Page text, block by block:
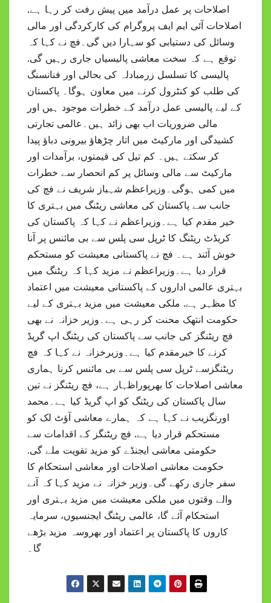
اصلاحات پر عمل درآمد میں پیش رفت کر رہا ہے.
اصلاحات آئی ایم ایف پروگرام کی کارکردگی اور مالی
وسائل کی دستیابی کو سہارا دیں گی۔فچ نے کہا کہ
توقع ہے کہ سخت معاشی پالیسیاں جاری رہیں گی.
پالیسی کا تسلسل زرمبادلہ کی بحالی اور فنانسنگ
کی طلب کو کنٹرول کرنے میں معاون ہوگا۔ پاکستان
کے لیے پالیسی عمل درآمد کے خطرات موجود ہیں اور
مالی ضروریات اب بھی زائد ہیں۔عالمی تجارتی
کشیدگی اور مارکیٹ میں اتار چڑھاؤ بیرونی دباؤ پیدا
کر سکتے ہیں۔ کم تیل کی قیمتوں، برآمدات اور
مارکیٹ سے مالی وسائل پر کم انحصار سے خطرات
میں کمی ہوگی۔وزیراعظم شہباز شریف نے فچ کی
جانب سے پاکستان کی معاشی ریٹنگ میں بہتری کا
خیر مقدم کیا ہے۔وزیراعظم نے کہا کہ پاکستان کی
کریڈٹ ریٹنگ کا ٹرپل سی پلس سے بی مائنس پر آنا
خوش آئند ہے۔ فچ نے پاکستانی معیشت کو مستحکم
قرار دیا ہے۔وزیراعظم نے مزید کہا کہ ریٹنگ میں
بہتری عالمی اداروں کے پاکستانی معیشت میں اعتماد
کا مظہر ہے. ملکی معیشت میں مزید بہتری کے لیے
حکومت انتھک محنت کر رہی ہے۔وزیر خزانہ نے بھی
فچ ریٹنگز کی جانب سے پاکستان کی ریٹنگ اپ گریڈ
کرنے کا خیرمقدم کیا ہے۔وزیرخزانہ نے کہا کہ فچ
ریٹنگزسے ٹرپل سی پلس سے بی مائنس کرنا ہماری
معاشی اصلاحات کا بھرپوراظہار ہے، فچ ریٹنگز نے تین
سال پاکستان کی ریٹنگ کو اپ گریڈ کیا ہے۔محمد
اورنگزیب نے کہا ہے کہ ہمارے معاشی آؤٹ لک کو
مستحکم قرار دیا ہے. فچ ریٹنگز کے اقدامات سے
حکومتی معاشی ایجنڈے کو مزید تقویت ملے گی.
حکومت معاشی اصلاحات اور معاشی استحکام کا
سفر جاری رکھے گی۔وزیر خزانہ نے مزید کہا کہ آنے
والے وقتوں میں ملکی معیشت میں مزید بہتری اور
استحکام آئے گا، عالمی ریٹنگ ایجنسیوں، سرمایہ
کاروں کا پاکستان پر اعتماد اور بھروسہ مزید بڑھے
گا۔